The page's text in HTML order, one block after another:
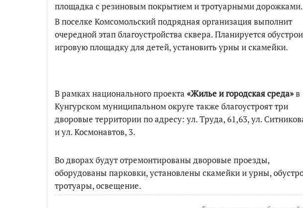
площадка с резиновым покрытием и тротуарными дорожками.
В поселке Комсомольский подрядная организация выполнит
очередной этап благоустройства сквера. Планируется
игровую площадку для детей, установить урны и скамейки.
В рамках национального проекта «Жилье и городская среда»в
Кунгурском муниципальном округе также благоустроят три
дворовые территории по адресу: ул. Труда, 61,63, ул.
и ул. Космонавтов, 3.
Во дворах будут отремонтированы дворовые проезды,
оборудованы парковки, установлены скамейки и урны,
тротуары, освещение.